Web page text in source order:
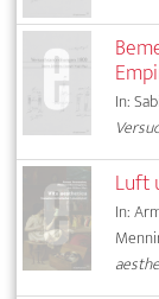
In:
Luft
In: